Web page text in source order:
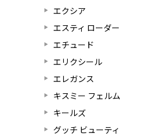
エクシア
エスティ ローダー
エチュード
エリクシール
エレガンス
キスミー フェルム
キールズ
グッチ ビューティ